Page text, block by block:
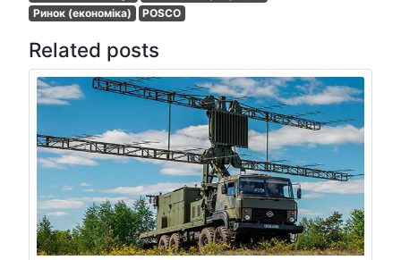
Ринок (економіка)
POSCO
Related posts